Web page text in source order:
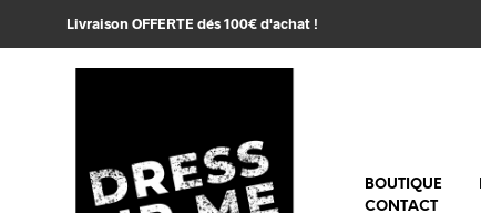
Livraison OFFERTE dés 100€ d'achat !
BOUTIQUE
CONTACT